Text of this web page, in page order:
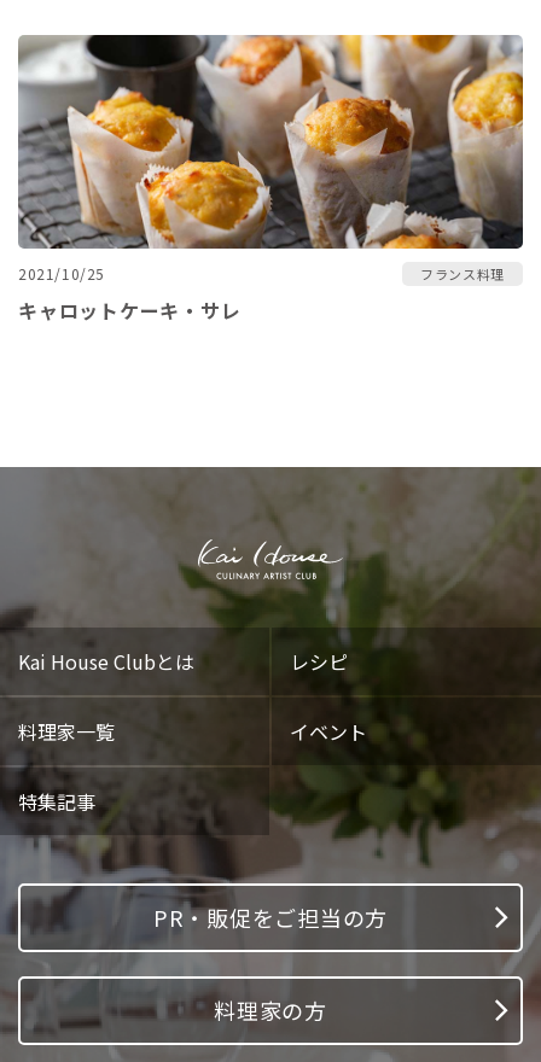
2021/10/25 フランス料理
キャロットケーキ・サレ
Kai House Clubとは レシピ
料理家一覧 イベント
特集記事
PR・販促をご担当の方
料理家の方